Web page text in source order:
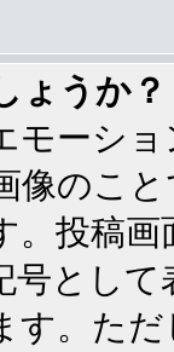
ょうか？
モーシ
像のこ
。投稿
号とし
す。た